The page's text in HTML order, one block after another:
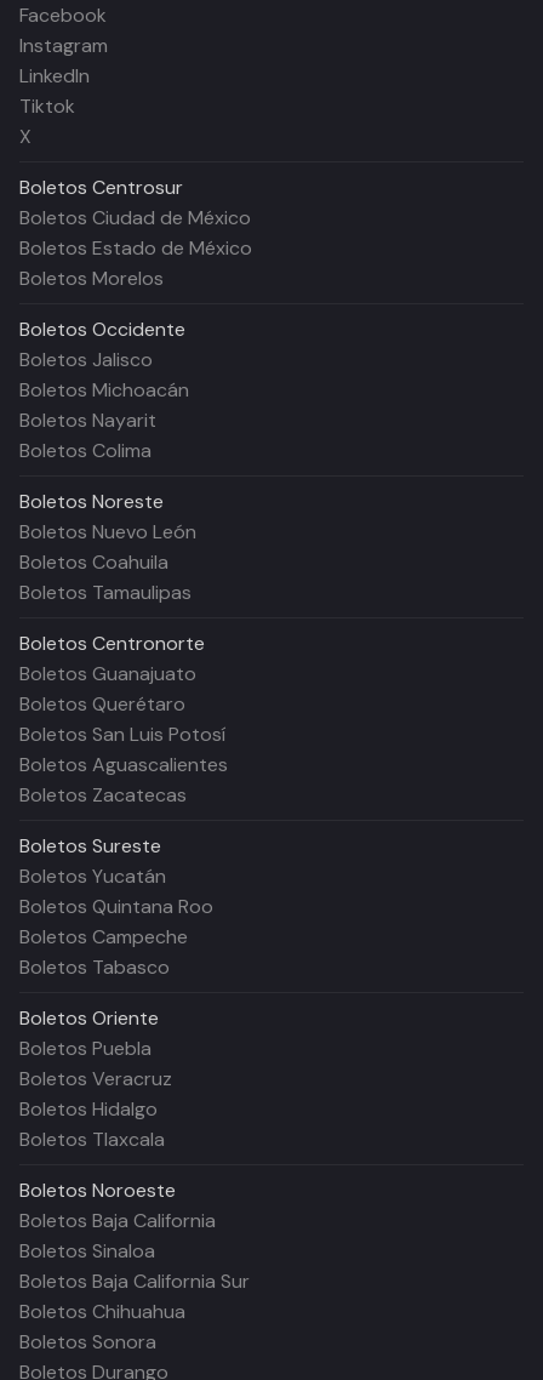
Facebook
Instagram
LinkedIn
Tiktok
X
Boletos Centrosur
Boletos Ciudad de México
Boletos Estado de México
Boletos Morelos
Boletos Occidente
Boletos Jalisco
Boletos Michoacán
Boletos Nayarit
Boletos Colima
Boletos Noreste
Boletos Nuevo León
Boletos Coahuila
Boletos Tamaulipas
Boletos Centronorte
Boletos Guanajuato
Boletos Querétaro
Boletos San Luis Potosí
Boletos Aguascalientes
Boletos Zacatecas
Boletos Sureste
Boletos Yucatán
Boletos Quintana Roo
Boletos Campeche
Boletos Tabasco
Boletos Oriente
Boletos Puebla
Boletos Veracruz
Boletos Hidalgo
Boletos Tlaxcala
Boletos Noroeste
Boletos Baja California
Boletos Sinaloa
Boletos Baja California Sur
Boletos Chihuahua
Boletos Sonora
Boletos Durango